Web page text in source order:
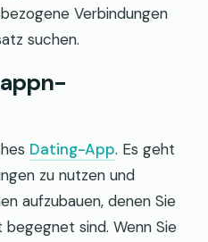
Verbindungen
suchen.
Dating-App. Es geht
zu nutzen und
aufzubauen, denen Sie
sind. Wenn Sie